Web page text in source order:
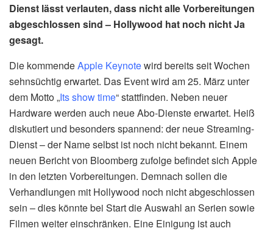
Dienst lässt verlauten, dass nicht alle Vorbereitungen
abgeschlossen sind – Hollywood hat noch nicht Ja
gesagt.
Die kommendeApple Keynotewird bereits seit Wochen
sehnsüchtig erwartet. Das Event wird am 25. März unter
dem Motto „Its show time“ stattfinden. Neben neuer
Hardware werden auch neue Abo-Dienste erwartet. Heiß
diskutiert und besonders spannend: der neue Streaming-
Dienst – der Name selbst ist noch nicht bekannt. Einem
neuen Bericht von Bloomberg zufolge befindet sich Apple
in den letzten Vorbereitungen. Demnach sollen die
Verhandlungen mit Hollywood noch nicht abgeschlossen
sein – dies könnte bei Start die Auswahl an Serien sowie
Filmen weiter einschränken. Eine Einigung ist auch